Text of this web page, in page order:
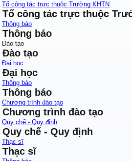
Tổ công tác trực thuộc Trường KHTN
Tổ công tác trực thuộc
Thông báo
Thông báo
Đào tạo
Đào tạo
Đại học
Đại học
Thông báo
Thông báo
Chương trình đào tạo
Chương trình đào tạo
Quy chế - Quy định
Quy chế - Quy định
Thạc sĩ
Thạc sĩ